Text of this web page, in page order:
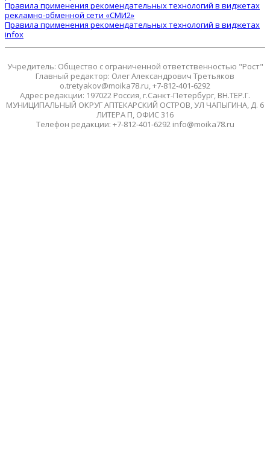
Правила применения рекомендательных технологий в виджетах
рекламно-обменной сети «СМИ2»
Правила применения рекомендательных технологий в виджетах
infox
Учредитель: Общество с ограниченной ответственностью "Рост"
Главный редактор: Олег Александрович Третьяков
o.tretyakov@moika78.ru, +7-812-401-6292
Адрес редакции: 197022 Россия, г.Санкт-Петербург, ВН.ТЕР.Г.
МУНИЦИПАЛЬНЫЙ ОКРУГ АПТЕКАРСКИЙ ОСТРОВ, УЛ ЧАПЫГИНА, Д. 6
ЛИТЕРА П, ОФИС 316
Телефон редакции: +7-812-401-6292 info@moika78.ru